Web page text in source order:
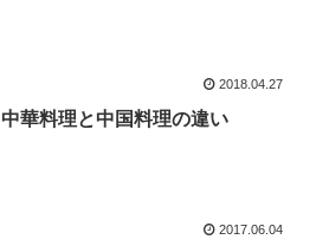
2018.04.27
中華料理と中国料理の違い
2017.06.04